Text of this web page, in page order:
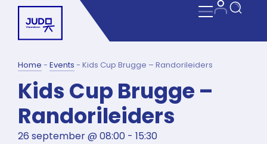
Home - Events - Kids Cup Brugge – Randorileiders
Kids Cup Brugge –
Randorileiders
26 september@ 08:00 - 15:30